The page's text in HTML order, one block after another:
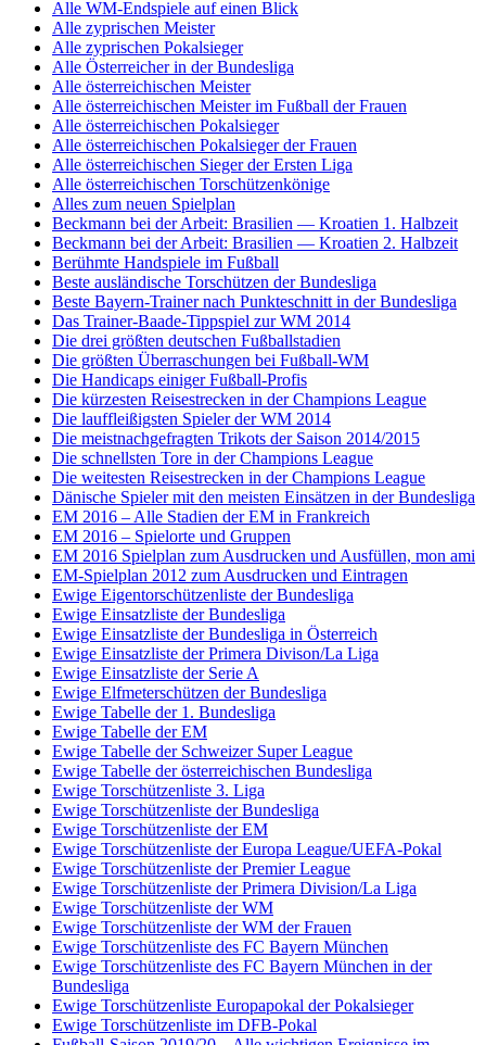
Alle WM-Endspiele auf einen Blick
Alle zyprischen Meister
Alle zyprischen Pokalsieger
Alle Österreicher in der Bundesliga
Alle österreichischen Meister
Alle österreichischen Meister im Fußball der Frauen
Alle österreichischen Pokalsieger
Alle österreichischen Pokalsieger der Frauen
Alle österreichischen Sieger der Ersten Liga
Alle österreichischen Torschützenkönige
Alles zum neuen Spielplan
Beckmann bei der Arbeit: Brasilien — Kroatien 1. Halbzeit
Beckmann bei der Arbeit: Brasilien — Kroatien 2. Halbzeit
Berühmte Handspiele im Fußball
Beste ausländische Torschützen der Bundesliga
Beste Bayern-Trainer nach Punkteschnitt in der Bundesliga
Das Trainer-Baade-Tippspiel zur WM 2014
Die drei größten deutschen Fußballstadien
Die größten Überraschungen bei Fußball-WM
Die Handicaps einiger Fußball-Profis
Die kürzesten Reisestrecken in der Champions League
Die lauffleißigsten Spieler der WM 2014
Die meistnachgefragten Trikots der Saison 2014/2015
Die schnellsten Tore in der Champions League
Die weitesten Reisestrecken in der Champions League
Dänische Spieler mit den meisten Einsätzen in der Bundesliga
EM 2016 – Alle Stadien der EM in Frankreich
EM 2016 – Spielorte und Gruppen
EM 2016 Spielplan zum Ausdrucken und Ausfüllen, mon ami
EM-Spielplan 2012 zum Ausdrucken und Eintragen
Ewige Eigentorschützenliste der Bundesliga
Ewige Einsatzliste der Bundesliga
Ewige Einsatzliste der Bundesliga in Österreich
Ewige Einsatzliste der Primera Divison/La Liga
Ewige Einsatzliste der Serie A
Ewige Elfmeterschützen der Bundesliga
Ewige Tabelle der 1. Bundesliga
Ewige Tabelle der EM
Ewige Tabelle der Schweizer Super League
Ewige Tabelle der österreichischen Bundesliga
Ewige Torschützenliste 3. Liga
Ewige Torschützenliste der Bundesliga
Ewige Torschützenliste der EM
Ewige Torschützenliste der Europa League/UEFA-Pokal
Ewige Torschützenliste der Premier League
Ewige Torschützenliste der Primera Division/La Liga
Ewige Torschützenliste der WM
Ewige Torschützenliste der WM der Frauen
Ewige Torschützenliste des FC Bayern München
Ewige Torschützenliste des FC Bayern München in der
Bundesliga
Ewige Torschützenliste Europapokal der Pokalsieger
Ewige Torschützenliste im DFB-Pokal